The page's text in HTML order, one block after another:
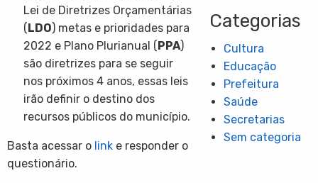
Lei de Diretrizes Orçamentárias
(LDO) metas e prioridades para
2022 e Plano Plurianual (PPA)
são diretrizes para se seguir
nos próximos 4 anos, essas leis
irão definir o destino dos
recursos públicos do município.
Basta acessar o link e responder o
questionário.
Categorias
Cultura
Educação
Prefeitura
Saúde
Secretarias
Sem categoria